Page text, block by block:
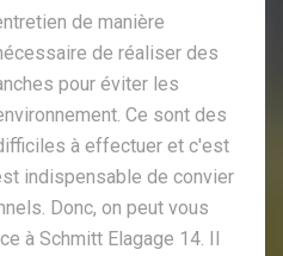
de manière
de réaliser des
pour éviter les
Ce sont des
à effectuer et c'est
indispensable de convier
Donc, on peut vous
à Schmitt Elagage 14. Il